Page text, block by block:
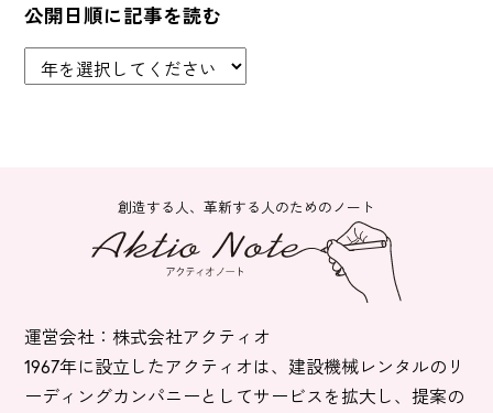
公開日順に記事を読む
創造する人、革新する人のためのノート
運営会社：株式会社アクティオ
1967年に設立したアクティオは、建設機械レンタルのリ
ーディングカンパニーとしてサービスを拡大し、提案の